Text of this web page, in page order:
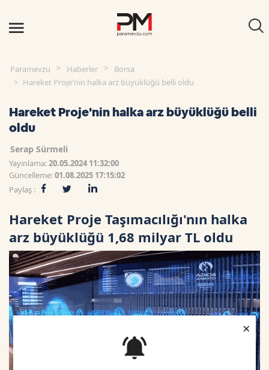
×
Paramevzu Haberler
Borsa
Hareket Proje'nin halka arz büyüklüğü belli oldu
Hareket Proje'nin halka arz büyüklüğü belli
oldu
Serap Sürmeli
Yayınlama:20.05.2024 11:32:00
Güncelleme:01.08.2025 17:15:02
Paylaş :
Hareket Proje Taşımacılığı'nın halka
arz büyüklüğü 1,68 milyar TL oldu